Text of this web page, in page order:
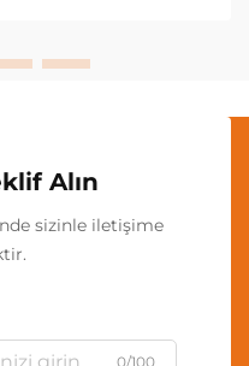
Alın
sizinle iletişime
0/100